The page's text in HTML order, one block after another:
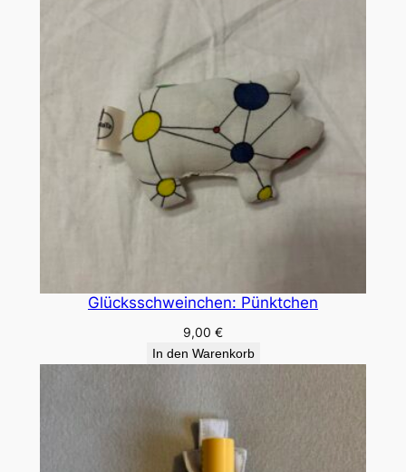
Glücksschweinchen: Pünktchen
9,00 €
In den Warenkorb